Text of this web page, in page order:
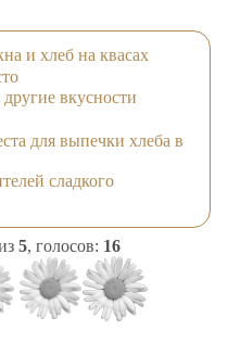
и хлеб на квасах
вкусности
для выпечки хлеба в
сладкого
5, голосов: 16